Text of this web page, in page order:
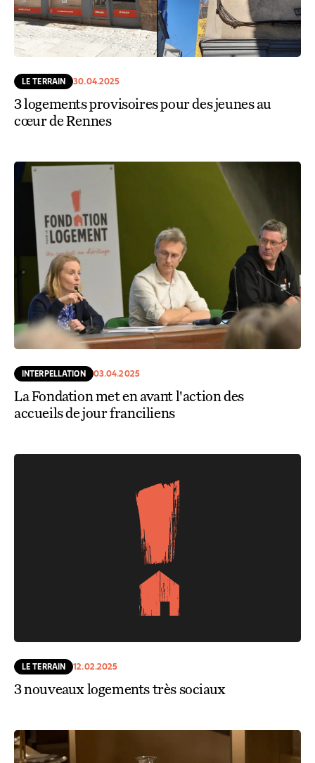
LE TERRAIN 30.04.2025
3 logements provisoires pour des jeunes au
cœur de Rennes
INTERPELLATION 03.04.2025
La Fondation met en avant l'action des
accueils de jour franciliens
LE TERRAIN 12.02.2025
3 nouveaux logements très sociaux